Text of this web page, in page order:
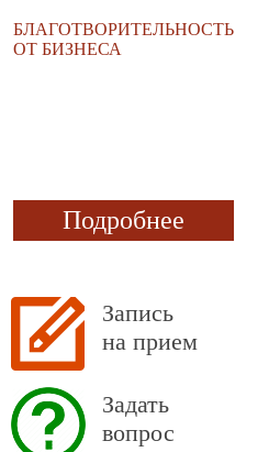
БЛАГОТВОРИТЕЛЬНОСТЬ
ОТ БИЗНЕСА
Подробнее
Запись
на прием
Задать
вопрос